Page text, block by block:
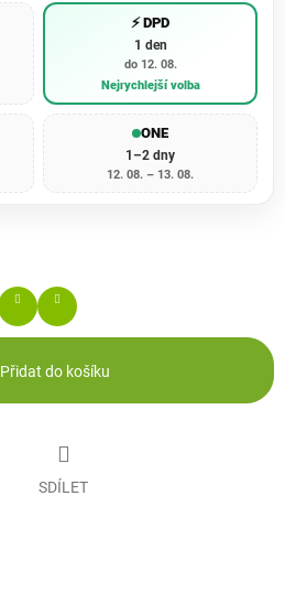
⚡ DPD
1 den
do 12. 08.
Nejrychlejší volba
ONE
1–2 dny
12. 08. – 13. 08.
Přidat do košíku
SDÍLET